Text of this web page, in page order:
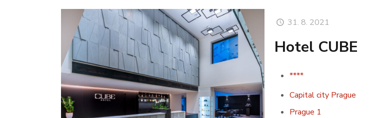
31. 8. 2021
Hotel CUBE
****
Capital city Prague
Prague 1